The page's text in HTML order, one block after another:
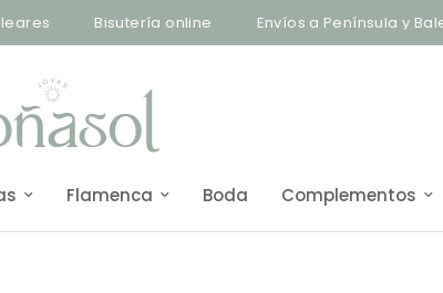
Bisutería online Envíos a Península y Baleares
Flamenca Boda Complementos